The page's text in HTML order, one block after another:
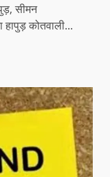
सीमन
कोतवाली...